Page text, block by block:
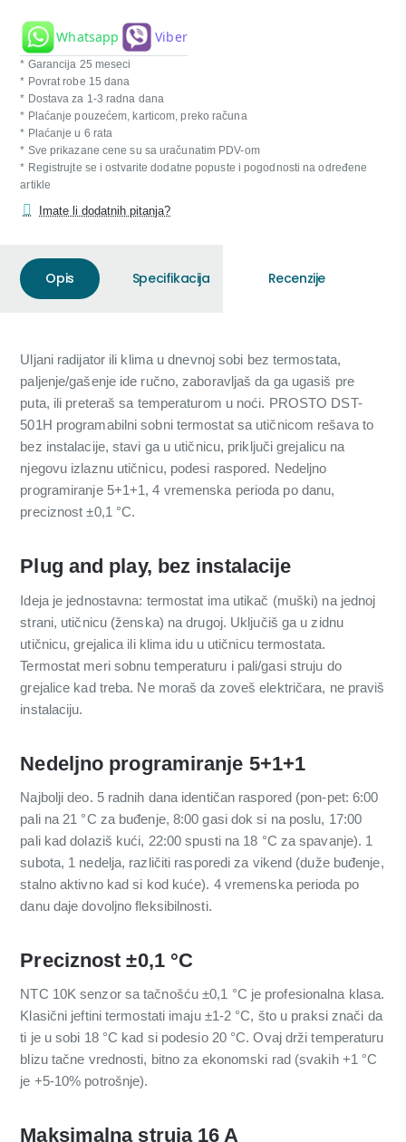
Whatsapp Viber
* Garancija 25 meseci
* Povrat robe 15 dana
* Dostava za 1-3 radna dana
* Plaćanje pouzećem, karticom, preko računa
* Plaćanje u 6 rata
* Sve prikazane cene su sa uračunatim PDV-om
* Registrujte se i ostvarite dodatne popuste i pogodnosti na određene
artikle
Imate li dodatnih pitanja?
Opis Specifikacija Recenzije
Uljani radijator ili klima u dnevnoj sobi bez termostata,
paljenje/gašenje ide ručno, zaboravljaš da ga ugasiš pre
puta, ili preteraš sa temperaturom u noći. PROSTO DST-
501H programabilni sobni termostat sa utičnicom rešava to
bez instalacije, stavi ga u utičnicu, priključi grejalicu na
njegovu izlaznu utičnicu, podesi raspored. Nedeljno
programiranje 5+1+1, 4 vremenska perioda po danu,
preciznost ±0,1 °C.
Plug and play, bez instalacije
Ideja je jednostavna: termostat ima utikač (muški) na jednoj
strani, utičnicu (ženska) na drugoj. Uključiš ga u zidnu
utičnicu, grejalica ili klima idu u utičnicu termostata.
Termostat meri sobnu temperaturu i pali/gasi struju do
grejalice kad treba. Ne moraš da zoveš električara, ne praviš
instalaciju.
Nedeljno programiranje 5+1+1
Najbolji deo. 5 radnih dana identičan raspored (pon-pet: 6:00
pali na 21 °C za buđenje, 8:00 gasi dok si na poslu, 17:00
pali kad dolaziš kući, 22:00 spusti na 18 °C za spavanje). 1
subota, 1 nedelja, različiti rasporedi za vikend (duže buđenje,
stalno aktivno kad si kod kuće). 4 vremenska perioda po
danu daje dovoljno fleksibilnosti.
Preciznost ±0,1 °C
NTC 10K senzor sa tačnošću ±0,1 °C je profesionalna klasa.
Klasični jeftini termostati imaju ±1-2 °C, što u praksi znači da
ti je u sobi 18 °C kad si podesio 20 °C. Ovaj drži temperaturu
blizu tačne vrednosti, bitno za ekonomski rad (svakih +1 °C
je +5-10% potrošnje).
Maksimalna struja 16 A